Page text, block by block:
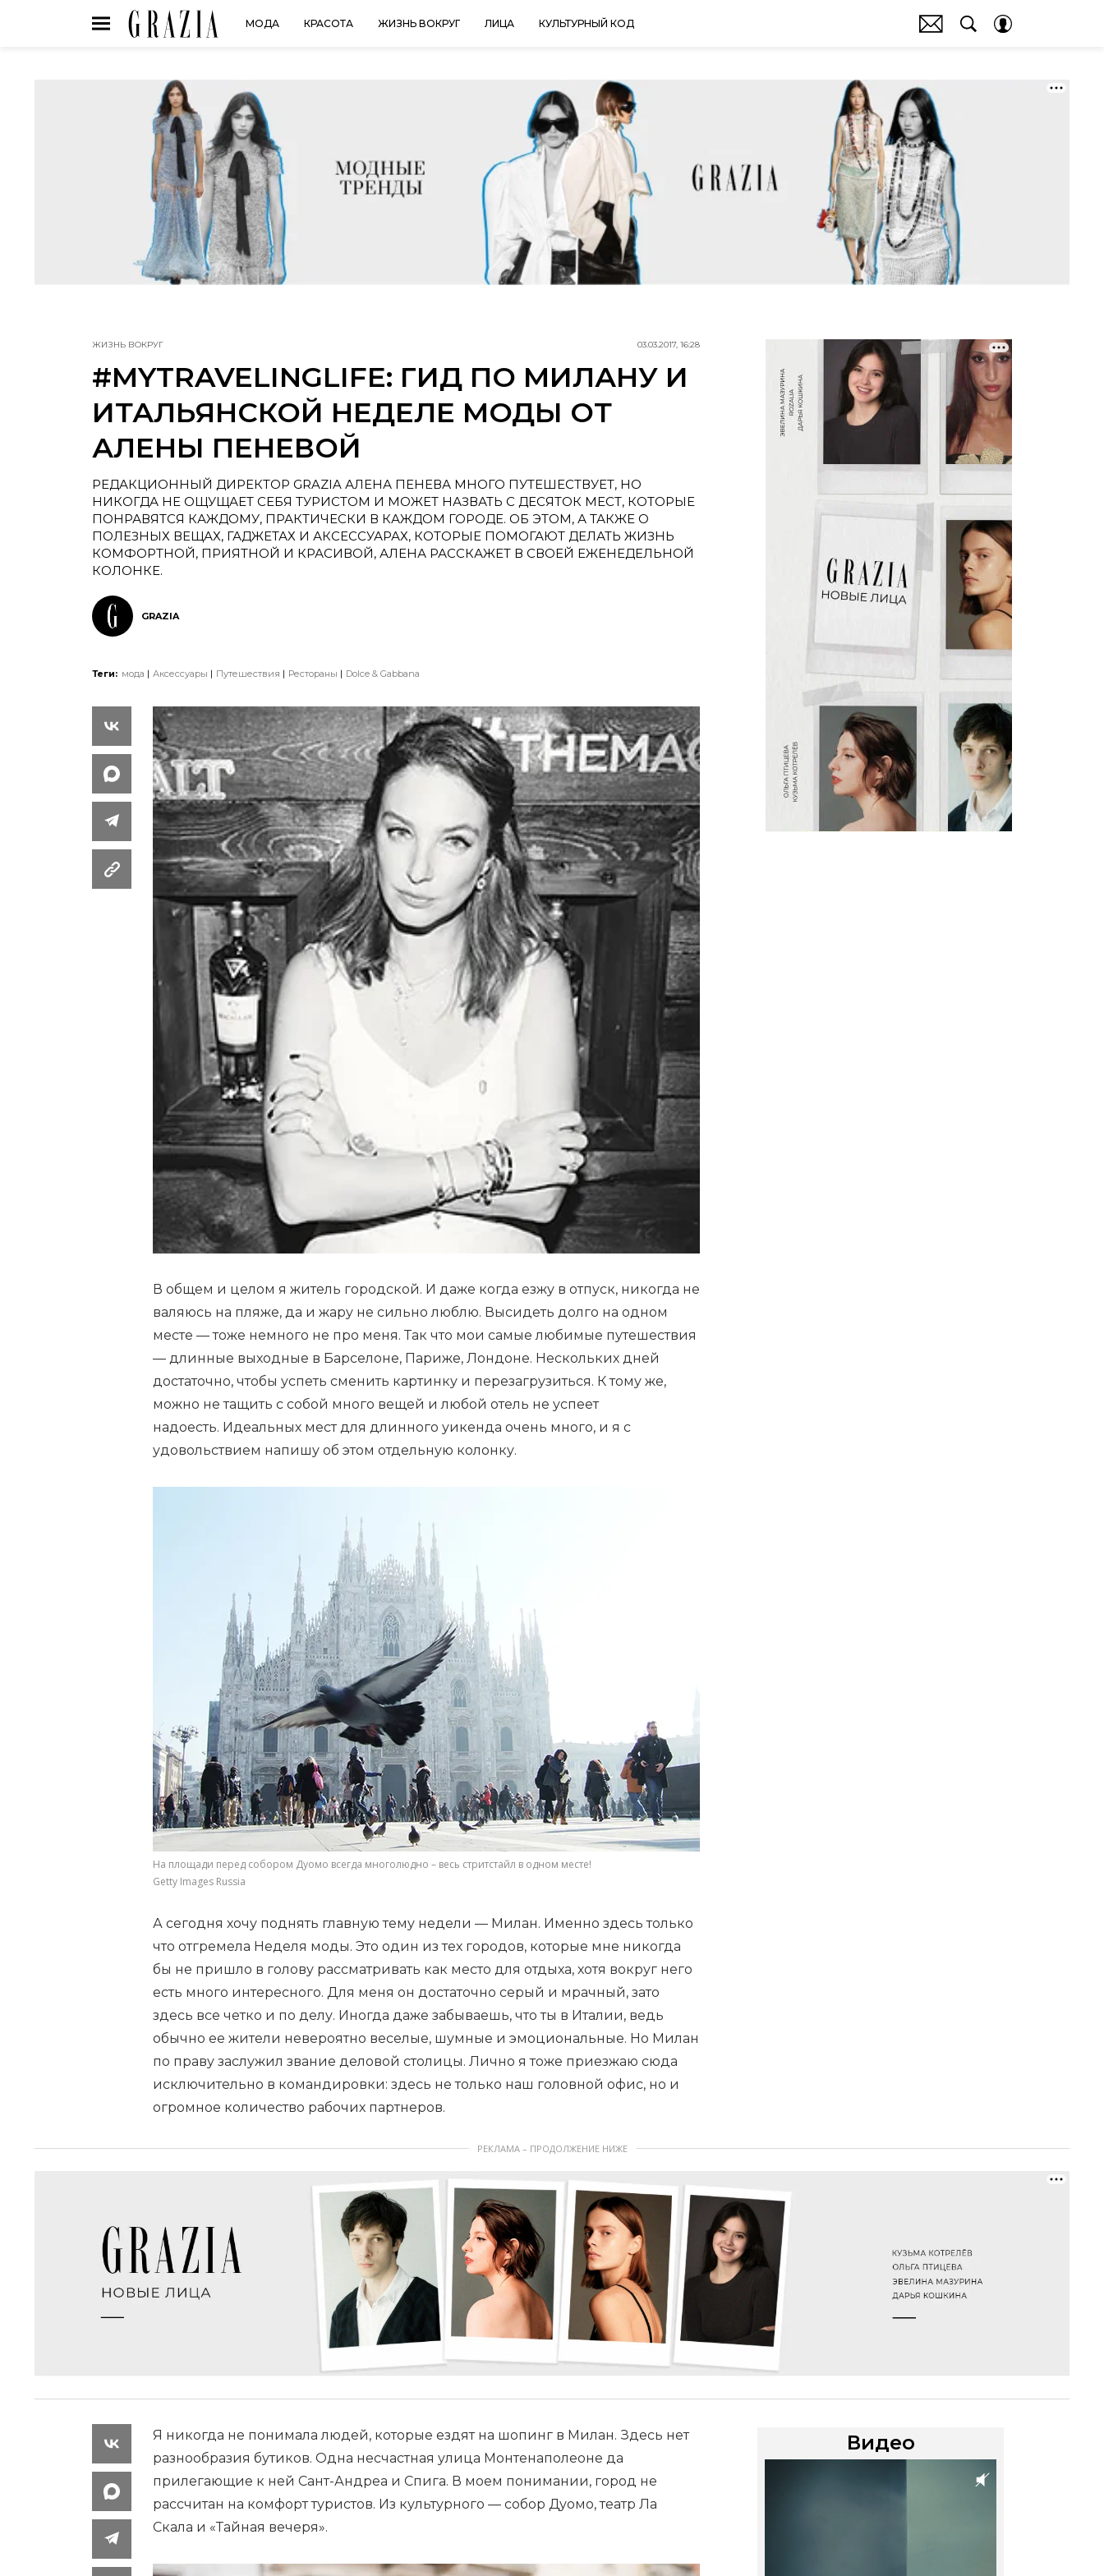
МОДА КРАСОТА ЖИЗНЬ ВОКРУГ ЛИЦА КУЛЬТУРНЫЙ КОД
ЖИЗНЬ ВОКРУГ 03.03.2017, 16:28
#MYTRAVELINGLIFE: ГИД ПО МИЛАНУ И
ИТАЛЬЯНСКОЙ НЕДЕЛЕ МОДЫ ОТ
АЛЕНЫ ПЕНЕВОЙ
РЕДАКЦИОННЫЙ ДИРЕКТОР GRAZIA АЛЕНА ПЕНЕВА МНОГО ПУТЕШЕСТВУЕТ, НО
НИКОГДА НЕ ОЩУЩАЕТ СЕБЯ ТУРИСТОМ И МОЖЕТ НАЗВАТЬ С ДЕСЯТОК МЕСТ, КОТОРЫЕ
ПОНРАВЯТСЯ КАЖДОМУ, ПРАКТИЧЕСКИ В КАЖДОМ ГОРОДЕ. ОБ ЭТОМ, А ТАКЖЕ О
ПОЛЕЗНЫХ ВЕЩАХ, ГАДЖЕТАХ И АКСЕССУАРАХ, КОТОРЫЕ ПОМОГАЮТ ДЕЛАТЬ ЖИЗНЬ
КОМФОРТНОЙ, ПРИЯТНОЙ И КРАСИВОЙ, АЛЕНА РАССКАЖЕТ В СВОЕЙ ЕЖЕНЕДЕЛЬНОЙ
КОЛОНКЕ.
GRAZIA
Теги: мода Аксессуары Путешествия Рестораны Dolce & Gabbana
В общем и целом я житель городской. И даже когда езжу в отпуск, никогда не
валяюсь на пляже, да и жару не сильно люблю. Высидеть долго на одном
месте — тоже немного не про меня. Так что мои самые любимые путешествия
— длинные выходные в Барселоне, Париже, Лондоне. Нескольких дней
достаточно, чтобы успеть сменить картинку и перезагрузиться. К тому же,
можно не тащить с собой много вещей и любой отель не успеет
надоесть. Идеальных мест для длинного уикенда очень много, и я с
удовольствием напишу об этом отдельную колонку.
На площади перед собором Дуомо всегда многолюдно – весь стритстайл в одном месте!
Getty Images Russia
А сегодня хочу поднять главную тему недели — Милан. Именно здесь только
что отгремела Неделя моды. Это один из тех городов, которые мне никогда
бы не пришло в голову рассматривать как место для отдыха, хотя вокруг него
есть много интересного. Для меня он достаточно серый и мрачный, зато
здесь все четко и по делу. Иногда даже забываешь, что ты в Италии, ведь
обычно ее жители невероятно веселые, шумные и эмоциональные. Но Милан
по праву заслужил звание деловой столицы. Лично я тоже приезжаю сюда
исключительно в командировки: здесь не только наш головной офис, но и
огромное количество рабочих партнеров.
РЕКЛАМА – ПРОДОЛЖЕНИЕ НИЖЕ
Я никогда не понимала людей, которые ездят на шопинг в Милан. Здесь нет
разнообразия бутиков. Одна несчастная улица Монтенаполеоне да
прилегающие к ней Сант-Андреа и Спига. В моем понимании, город не
рассчитан на комфорт туристов. Из культурного — собор Дуомо, театр Ла
Скала и «Тайная вечеря».